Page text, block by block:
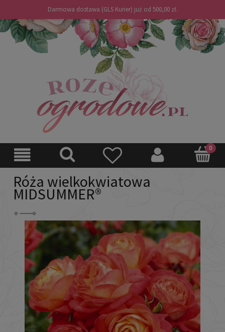
Darmowa dostawa (GLS Kurier) już od 500,00 zł.
Róża wielkokwiatowa
MIDSUMMER®